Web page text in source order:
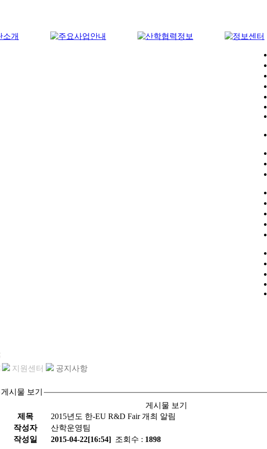
지원센터 공지사항
게시물 보기
게시물 보기
제목
2015년도 한-EU R&D Fair 개최 알림
작성자
산학운영팀
작성일
2015-04-22[16:54] 조회수 : 1898